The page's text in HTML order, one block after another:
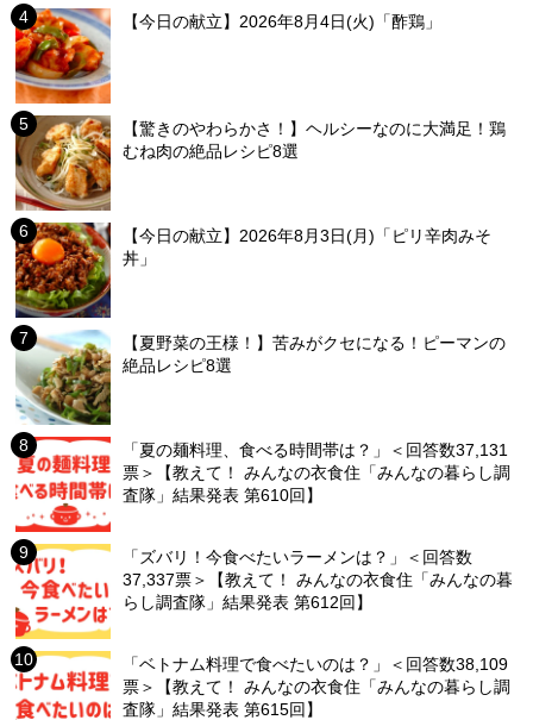
【今日の献立】2026年8月4日(火)「酢鶏」
【驚きのやわらかさ！】ヘルシーなのに大満足！鶏
むね肉の絶品レシピ8選
【今日の献立】2026年8月3日(月)「ピリ辛肉みそ
丼」
【夏野菜の王様！】苦みがクセになる！ピーマンの
絶品レシピ8選
「夏の麺料理、食べる時間帯は？」＜回答数37,131
票＞【教えて！ みんなの衣食住「みんなの暮らし調
査隊」結果発表 第610回】
「ズバリ！今食べたいラーメンは？」＜回答数
37,337票＞【教えて！ みんなの衣食住「みんなの暮
らし調査隊」結果発表 第612回】
「ベトナム料理で食べたいのは？」＜回答数38,109
票＞【教えて！ みんなの衣食住「みんなの暮らし調
査隊」結果発表 第615回】